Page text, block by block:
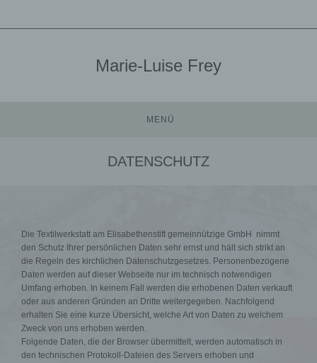
Marie-Luise Frey
MENÜ
DATENSCHUTZ
Die Textilwerkstatt am Elisabethenstift gemeinnützige GmbH nimmt
den Schutz Ihrer persönlichen Daten sehr ernst und hält sich strikt an
die Regeln des kirchlichen Datenschutzgesetzes. Personenbezogene
Daten werden auf dieser Webseite nur im technisch notwendigen
Umfang erhoben. In keinem Fall werden die erhobenen Daten verkauft
oder aus anderen Gründen an Dritte weitergegeben. Nachfolgend
erhalten Sie eine kurze Übersicht, welche Art von Daten zu welchem
Zweck von uns erhoben werden.
Folgende Daten, die der Browser übermittelt, werden automatisch in
den technischen Protokoll-Dateien des Servers erhoben und